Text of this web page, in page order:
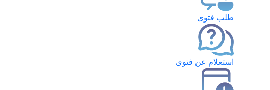
طلب فتوى
استعلام عن فتوى